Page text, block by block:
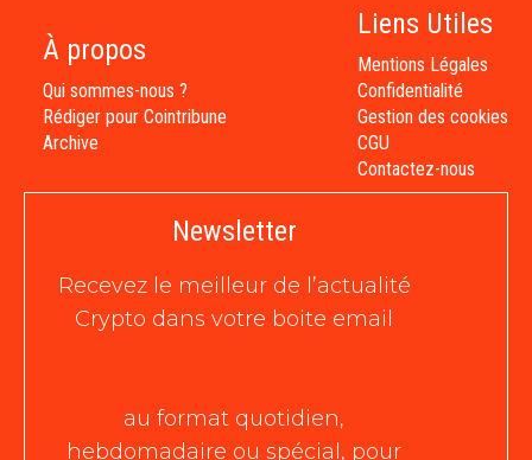
À propos
Qui sommes-nous ?
Rédiger pour Cointribune
Archive
Liens Utiles
Mentions Légales
Confidentialité
Gestion des cookies
CGU
Contactez-nous
Newsletter
Recevez le meilleur de l’actualité
Crypto dans votre boite email
au format quotidien,
hebdomadaire ou spécial, pour